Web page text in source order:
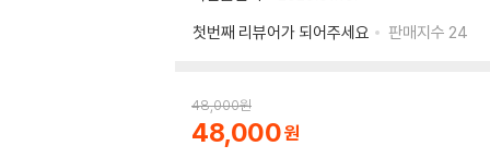
첫번째 리뷰어가 되어주세요
판매지수 24
48,000원
48,000